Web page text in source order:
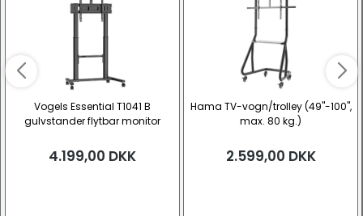
Vogels Essential T1041 B
gulvstander flytbar monitor
max. 100kg.)
4.199,00 DKK
Hama TV-vogn/trolley (49"-100",
max. 80 kg.)
2.599,00 DKK